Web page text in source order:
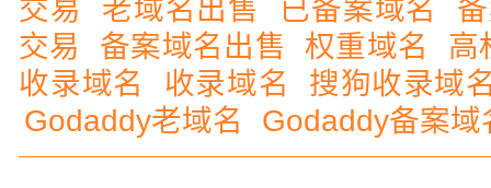
交易
老域名出售 已备案域名
交易
备案域名出售 权重域名
高
收录域名
收录域名
搜狗收录域
Godaddy老域名
Godaddy备案域